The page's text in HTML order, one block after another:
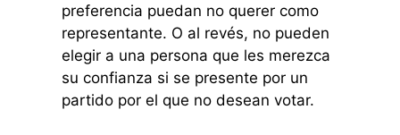
preferencia puedan no querer como
representante. O al revés, no pueden
elegir a una persona que les merezca
su confianza si se presente por un
partido por el que no desean votar.